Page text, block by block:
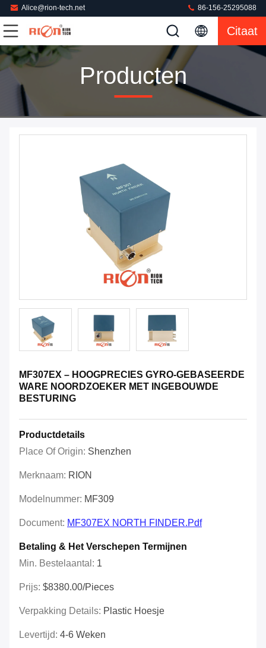
Alice@rion-tech.net 86-156-25295088
Citaat
Producten
MF307EX – HOOGPRECIES GYRO-GEBASEERDE
WARE NOORDZOEKER MET INGEBOUWDE
BESTURING
Productdetails
Place Of Origin: Shenzhen
Merknaam: RION
Modelnummer: MF309
Document: MF307EX NORTH FINDER.pdf
Betaling & Het Verschepen Termijnen
Min. Bestelaantal: 1
Prijs: $8380.00/Pieces
Verpakking Details: Plastic Hoesje
Levertijd: 4-6 Weken